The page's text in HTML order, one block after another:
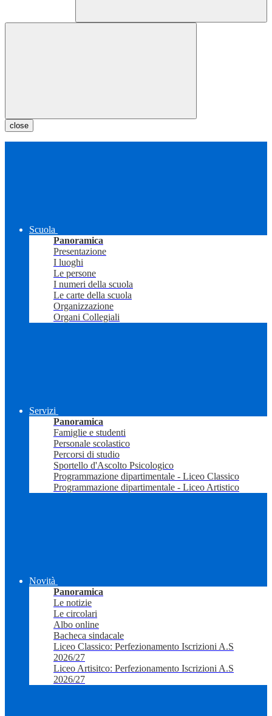
close
Scuola
Panoramica
Presentazione
I luoghi
Le persone
I numeri della scuola
Le carte della scuola
Organizzazione
Organi Collegiali
Servizi
Panoramica
Famiglie e studenti
Personale scolastico
Percorsi di studio
Sportello d'Ascolto Psicologico
Programmazione dipartimentale - Liceo Classico
Programmazione dipartimentale - Liceo Artistico
Novità
Panoramica
Le notizie
Le circolari
Albo online
Bacheca sindacale
Liceo Classico: Perfezionamento Iscrizioni A.S
2026/27
Liceo Artisitco: Perfezionamento Iscrizioni A.S
2026/27